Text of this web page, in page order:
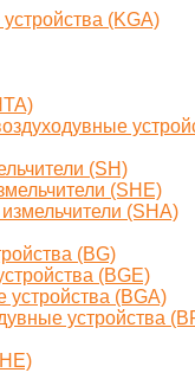
(KGA)
(SH)
(SHE)
(SHA)
(BG)
(BGE)
устройства (BGA)
устройства